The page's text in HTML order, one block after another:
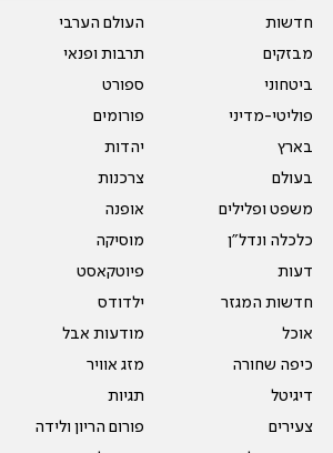
חדשות
מבזקים
ביטחוני
פוליטי-מדיני
בארץ
בעולם
משפט ופלילים
כלכלה ונדל"ן
דעות
חדשות המגזר
אוכל
כיפה שחורה
דיגיטל
צעירים
העולם הערבי
תרבות ופנאי
ספורט
פורומים
יהדות
צרכנות
אופנה
מוסיקה
פיוטקאסט
ילדודס
מודעות אבל
מזג אוויר
תגיות
פורום הריון ולידה